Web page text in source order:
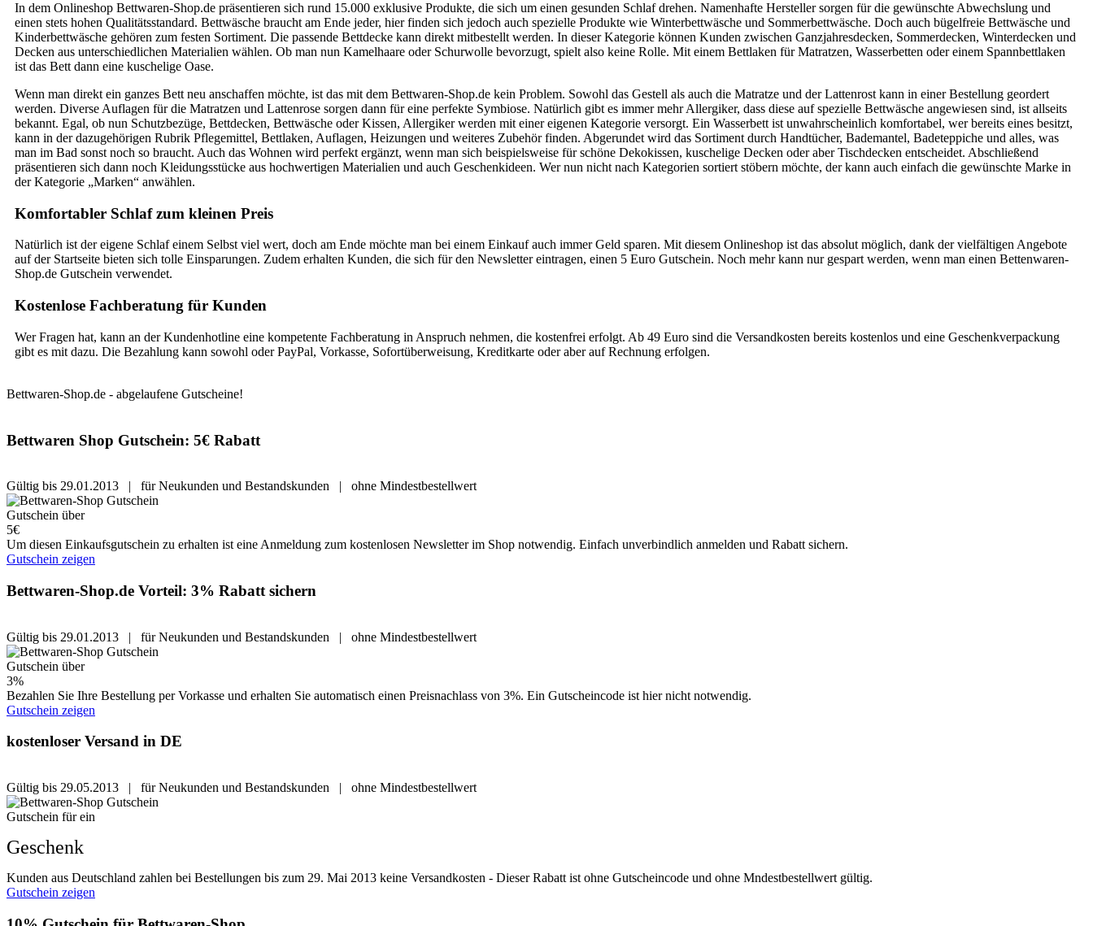
In dem Onlineshop Bettwaren-Shop.de präsentieren sich rund 15.000 exklusive Produkte, die sich um einen gesunden Schlaf drehen. Namenhafte Hersteller sorgen für die gewünschte Abwechslung und
einen stets hohen Qualitätsstandard. Bettwäsche braucht am Ende jeder, hier finden sich jedoch auch spezielle Produkte wie Winterbettwäsche und Sommerbettwäsche. Doch auch bügelfreie Bettwäsche und
Kinderbettwäsche gehören zum festen Sortiment. Die passende Bettdecke kann direkt mitbestellt werden. In dieser Kategorie können Kunden zwischen Ganzjahresdecken, Sommerdecken, Winterdecken und
Decken aus unterschiedlichen Materialien wählen. Ob man nun Kamelhaare oder Schurwolle bevorzugt, spielt also keine Rolle. Mit einem Bettlaken für Matratzen, Wasserbetten oder einem Spannbettlaken
ist das Bett dann eine kuschelige Oase.
Wenn man direkt ein ganzes Bett neu anschaffen möchte, ist das mit dem Bettwaren-Shop.de kein Problem. Sowohl das Gestell als auch die Matratze und der Lattenrost kann in einer Bestellung geordert
werden. Diverse Auflagen für die Matratzen und Lattenrose sorgen dann für eine perfekte Symbiose. Natürlich gibt es immer mehr Allergiker, dass diese auf spezielle Bettwäsche angewiesen sind, ist allseits
bekannt. Egal, ob nun Schutzbezüge, Bettdecken, Bettwäsche oder Kissen, Allergiker werden mit einer eigenen Kategorie versorgt. Ein Wasserbett ist unwahrscheinlich komfortabel, wer bereits eines besitzt,
kann in der dazugehörigen Rubrik Pflegemittel, Bettlaken, Auflagen, Heizungen und weiteres Zubehör finden. Abgerundet wird das Sortiment durch Handtücher, Bademantel, Badeteppiche und alles, was
man im Bad sonst noch so braucht. Auch das Wohnen wird perfekt ergänzt, wenn man sich beispielsweise für schöne Dekokissen, kuschelige Decken oder aber Tischdecken entscheidet. Abschließend
präsentieren sich dann noch Kleidungsstücke aus hochwertigen Materialien und auch Geschenkideen. Wer nun nicht nach Kategorien sortiert stöbern möchte, der kann auch einfach die gewünschte Marke in
der Kategorie „Marken“ anwählen.
Komfortabler Schlaf zum kleinen Preis
Natürlich ist der eigene Schlaf einem Selbst viel wert, doch am Ende möchte man bei einem Einkauf auch immer Geld sparen. Mit diesem Onlineshop ist das absolut möglich, dank der vielfältigen Angebote
auf der Startseite bieten sich tolle Einsparungen. Zudem erhalten Kunden, die sich für den Newsletter eintragen, einen 5 Euro Gutschein. Noch mehr kann nur gespart werden, wenn man einen Bettenwaren-
Shop.de Gutschein verwendet.
Kostenlose Fachberatung für Kunden
Wer Fragen hat, kann an der Kundenhotline eine kompetente Fachberatung in Anspruch nehmen, die kostenfrei erfolgt. Ab 49 Euro sind die Versandkosten bereits kostenlos und eine Geschenkverpackung
gibt es mit dazu. Die Bezahlung kann sowohl oder PayPal, Vorkasse, Sofortüberweisung, Kreditkarte oder aber auf Rechnung erfolgen.
Bettwaren-Shop.de - abgelaufene Gutscheine!
Bettwaren Shop Gutschein: 5€ Rabatt
Gültig bis 29.01.2013 | für Neukunden und Bestandskunden | ohne Mindestbestellwert
Gutschein über
5€
Um diesen Einkaufsgutschein zu erhalten ist eine Anmeldung zum kostenlosen Newsletter im Shop notwendig. Einfach unverbindlich anmelden und Rabatt sichern.
Gutschein zeigen
Bettwaren-Shop.de Vorteil: 3% Rabatt sichern
Gültig bis 29.01.2013 | für Neukunden und Bestandskunden | ohne Mindestbestellwert
Gutschein über
3%
Bezahlen Sie Ihre Bestellung per Vorkasse und erhalten Sie automatisch einen Preisnachlass von 3%. Ein Gutscheincode ist hier nicht notwendig.
Gutschein zeigen
kostenloser Versand in DE
Gültig bis 29.05.2013 | für Neukunden und Bestandskunden | ohne Mindestbestellwert
Gutschein für ein
Geschenk
Kunden aus Deutschland zahlen bei Bestellungen bis zum 29. Mai 2013 keine Versandkosten - Dieser Rabatt ist ohne Gutscheincode und ohne Mndestbestellwert gültig.
Gutschein zeigen